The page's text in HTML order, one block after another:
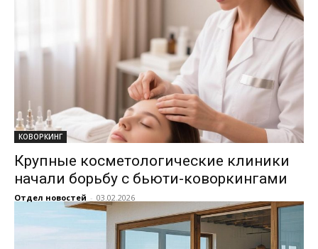
КОВОРКИНГ
Крупные косметологические клиники
начали борьбу с бьюти-коворкингами
Отдел новостей - 03.02.2026